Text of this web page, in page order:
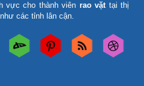
vực cho thành viên rao vặttại thị
các tỉnh lân cận.